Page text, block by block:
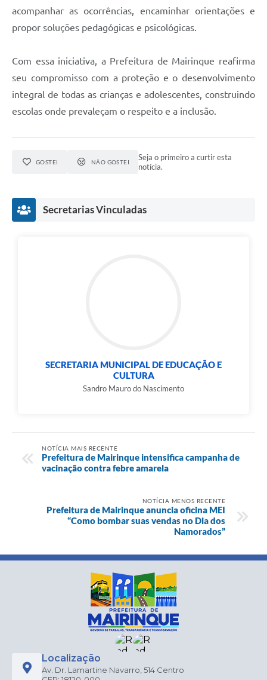
acompanhar as ocorrências, encaminhar orientações e
propor soluções pedagógicas e psicológicas.
Com essa iniciativa, a Prefeitura de Mairinque reafirma
seu compromisso com a proteção e o desenvolvimento
integral de todas as crianças e adolescentes, construindo
escolas onde prevaleçam o respeito e a inclusão.
GOSTEI NÃO GOSTEI
Seja o primeiro a curtir esta
notícia.
Secretarias Vinculadas
SECRETARIA MUNICIPAL DE EDUCAÇÃO E
CULTURA
Sandro Mauro do Nascimento
NOTÍCIA MAIS RECENTE
Prefeitura de Mairinque intensifica campanha de
vacinação contra febre amarela
NOTÍCIA MENOS RECENTE
Prefeitura de Mairinque anuncia oficina MEI
“Como bombar suas vendas no Dia dos
Namorados”
Localização
Av. Dr. Lamartine Navarro, 514 Centro